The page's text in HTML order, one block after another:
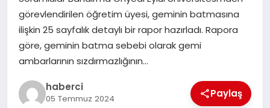
SIYASET
SPOR
YAŞAM
görevlendirilen öğretim üyesi, geminin batmasına
ilişkin 25 sayfalık detaylı bir rapor hazırladı. Rapora
göre, geminin batma sebebi olarak gemi
ambarlarının sızdırmazlığının…
haberci
05 Temmuz 2024 Paylaş